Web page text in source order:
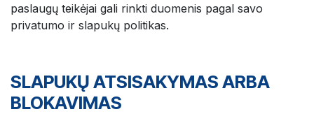
paslaugų teikėjai gali rinkti duomenis pagal savo
privatumo ir slapukų politikas.
SLAPUKŲ ATSISAKYMAS ARBA
BLOKAVIMAS